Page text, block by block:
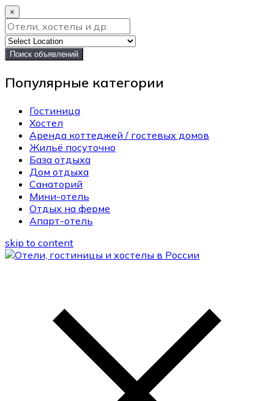
×
Поиск объявлений
Популярные категории
Гостиница
Хостел
Аренда коттеджей / гостевых домов
Жильё посуточно
База отдыха
Дом отдыха
Санаторий
Мини-отель
Отдых на ферме
Апарт-отель
skip to content